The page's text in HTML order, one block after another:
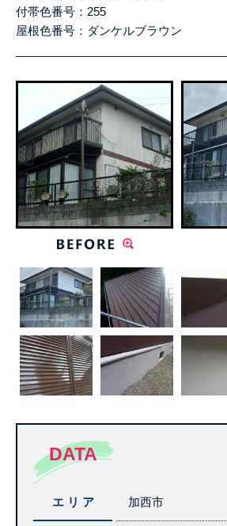
付帯色番号： 255
屋根色番号：ダンケルブラウン
DATA
エ リ ア 加西市